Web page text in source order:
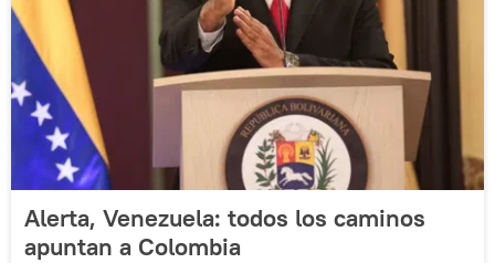
Alerta, Venezuela: todos los caminos
apuntan a Colombia